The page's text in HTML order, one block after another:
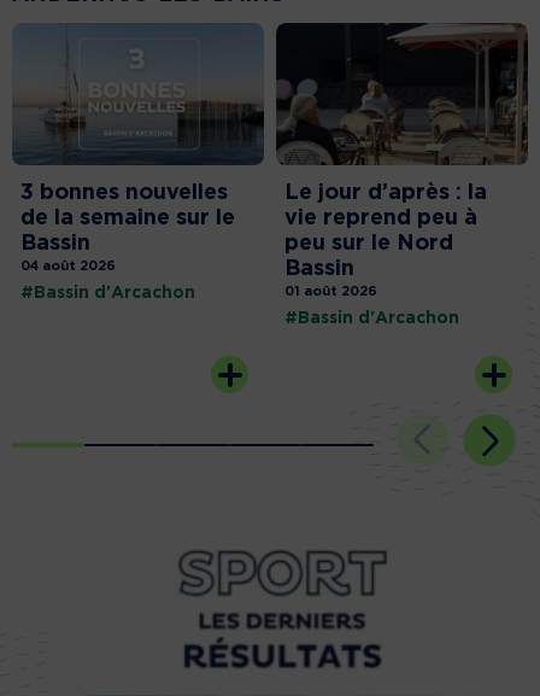
3 bonnes nouvelles
de la semaine sur le
Bassin
04 août 2026
#Bassin d'Arcachon
Le jour d’après : la
vie reprend peu à
peu sur le Nord
Bassin
01 août 2026
#Bassin d'Arcachon